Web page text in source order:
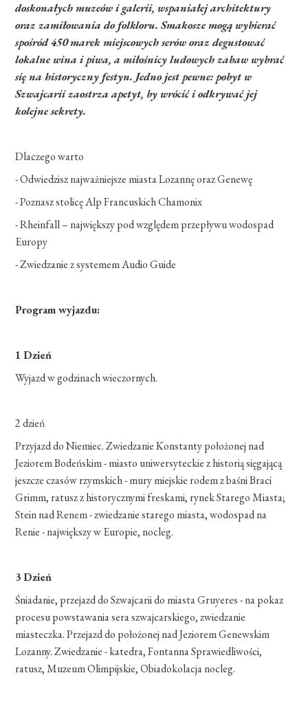
doskonałych muzeów i galerii, wspaniałej architektury
oraz zamiłowania do folkloru. Smakosze mogą wybierać
spośród 450 marek miejscowych serów oraz degustować
lokalne wina i piwa, a miłośnicy ludowych zabaw wybrać
się na historyczny festyn. Jedno jest pewne: pobyt w
Szwajcarii zaostrza apetyt, by wrócić i odkrywać jej
kolejne sekrety.
Dlaczego warto
- Odwiedzisz najważniejsze miasta Lozannę oraz Genewę
- Poznasz stolicę Alp Francuskich Chamonix
- Rheinfall – największy pod względem przepływu wodospad
Europy
- Zwiedzanie z systemem Audio Guide
Program wyjazdu:
1 Dzień
Wyjazd w godzinach wieczornych.
2 dzień
Przyjazd do Niemiec. Zwiedzanie Konstanty położonej nad
Jeziorem Bodeńskim - miasto uniwersyteckie z historią sięgającą
jeszcze czasów rzymskich - mury miejskie rodem z baśni Braci
Grimm, ratusz z historycznymi freskami, rynek Starego Miasta;
Stein nad Renem - zwiedzanie starego miasta, wodospad na
Renie - największy w Europie, nocleg.
3 Dzień
Śniadanie, przejazd do Szwajcarii do miasta Gruyeres - na pokaz
procesu powstawania sera szwajcarskiego, zwiedzanie
miasteczka. Przejazd do położonej nad Jeziorem Genewskim
Lozanny. Zwiedzanie - katedra, Fontanna Sprawiedliwości,
ratusz, Muzeum Olimpijskie, Obiadokolacja nocleg.